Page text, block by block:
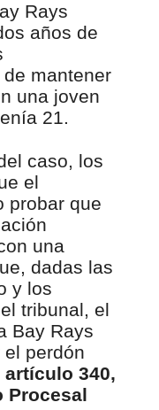
Rays
años de
mantener
una joven
21.
caso, los
el
probar que
una
dadas las
y los
tribunal, el
Bay Rays
perdón
artículo 340,
Procesal